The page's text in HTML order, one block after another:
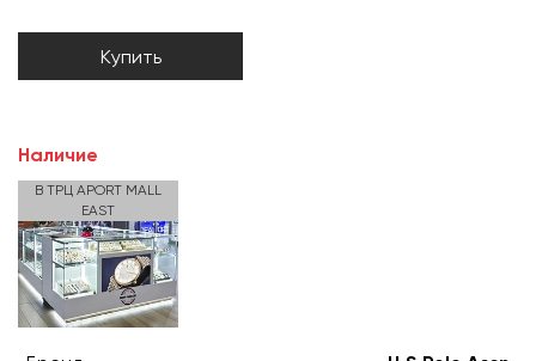
Купить
Наличие
В ТРЦ APORT MALL
EAST